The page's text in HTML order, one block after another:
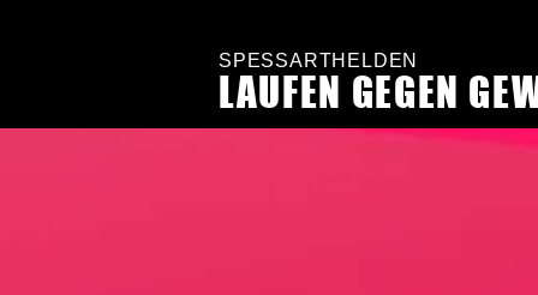
SPESSARTHELDEN
LAUFEN GEGEN